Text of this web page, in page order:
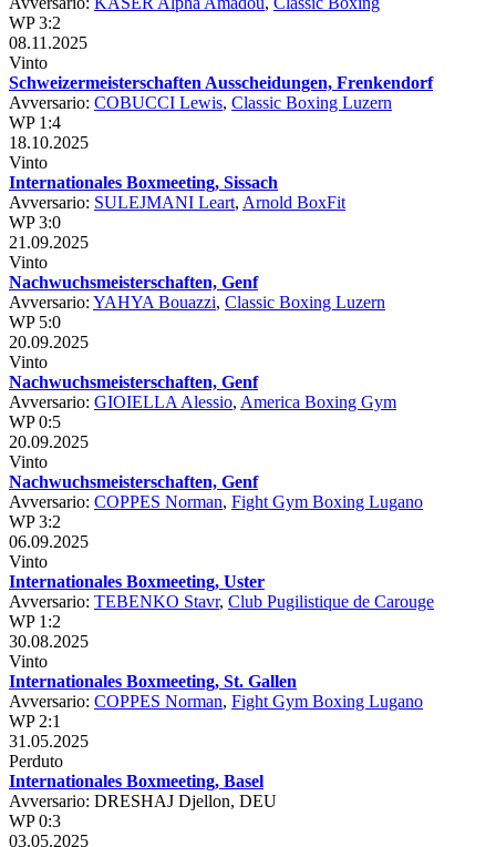
WP 3:2
08.11.2025
Vinto
Schweizermeisterschaften Ausscheidungen, Frenkendorf
Avversario: COBUCCI Lewis, Classic Boxing Luzern
WP 1:4
18.10.2025
Vinto
Internationales Boxmeeting, Sissach
Avversario: SULEJMANI Leart, Arnold BoxFit
WP 3:0
21.09.2025
Vinto
Nachwuchsmeisterschaften, Genf
Avversario: YAHYA Bouazzi, Classic Boxing Luzern
WP 5:0
20.09.2025
Vinto
Nachwuchsmeisterschaften, Genf
Avversario: GIOIELLA Alessio, America Boxing Gym
WP 0:5
20.09.2025
Vinto
Nachwuchsmeisterschaften, Genf
Avversario: COPPES Norman, Fight Gym Boxing Lugano
WP 3:2
06.09.2025
Vinto
Internationales Boxmeeting, Uster
Avversario: TEBENKO Stavr, Club Pugilistique de Carouge
WP 1:2
30.08.2025
Vinto
Internationales Boxmeeting, St. Gallen
Avversario: COPPES Norman, Fight Gym Boxing Lugano
WP 2:1
31.05.2025
Perduto
Internationales Boxmeeting, Basel
Avversario: DRESHAJ Djellon, DEU
WP 0:3
03.05.2025